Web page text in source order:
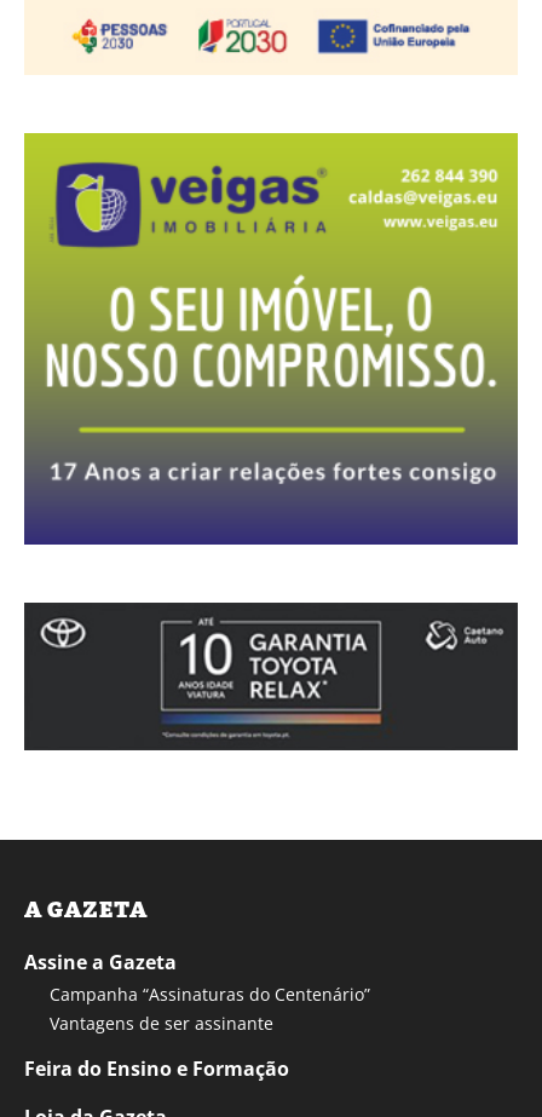
A GAZETA
Assine a Gazeta
Campanha “Assinaturas do Centenário”
Vantagens de ser assinante
Feira do Ensino e Formação